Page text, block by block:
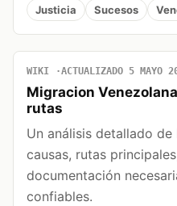
Justicia Sucesos
WIKI ACTUALIZADO 5 MAYO
Migracion
rutas
Un análisis detallado
causas, rutas
documentación
confiables.